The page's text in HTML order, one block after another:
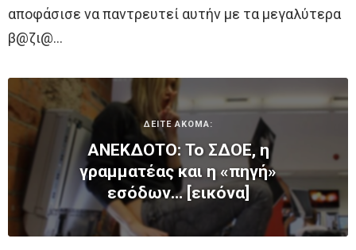
αποφάσισε να παντρευτεί αυτήν με τα μεγαλύτερα
β@ζι@…
ΔΕΙΤΕ ΑΚΟΜΑ:
ΑΝΕΚΔΟΤΟ: Το ΣΔΟΕ, η
γραμματέας και η «πηγή»
εσόδων… [εικόνα]